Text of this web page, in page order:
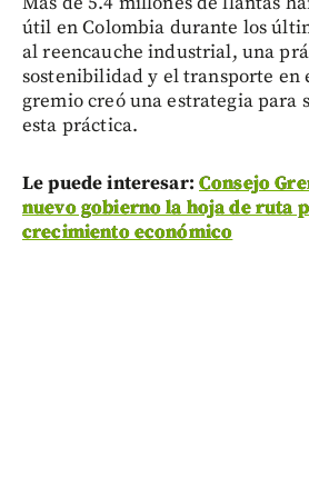
útil en Colombia durante los
al reencauche industrial, una
sostenibilidad y el transporte en
gremio creó una estrategia para
esta práctica.
Le puede interesar: Consejo
nuevo gobierno la hoja de ruta
crecimiento económico